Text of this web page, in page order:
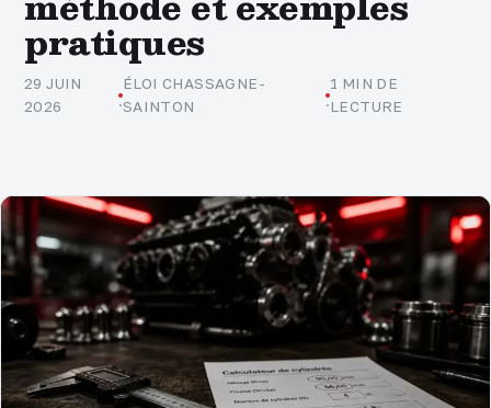
Sports mécaniques
Assurance
pratiques
29 JUIN
2026
·
ÉLOI CHASSAGNE-
SAINTON
·
1 MIN DE
LECTURE